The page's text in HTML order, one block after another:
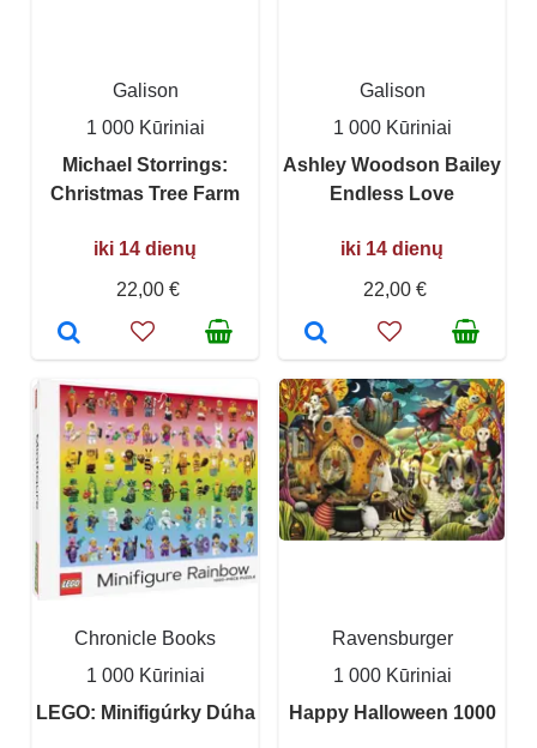
Galison
1 000 Kūriniai
Michael Storrings:
Christmas Tree Farm
iki 14 dienų
22,00 €
Galison
1 000 Kūriniai
Ashley Woodson Bailey
Endless Love
iki 14 dienų
22,00 €
Chronicle Books
1 000 Kūriniai
LEGO: Minifigúrky Dúha
Ravensburger
1 000 Kūriniai
Happy Halloween 1000